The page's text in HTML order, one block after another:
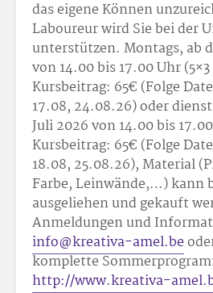
das eigene Können
Laboureur wird Sie bei der
unterstützen. Montags, ab
von 14.00 bis 17.00 Uhr
Kursbeitrag: 65€ (Folge
17.08, 24.08.26) oder
Juli 2026 von 14.00 bis
Kursbeitrag: 65€ (Folge
18.08, 25.08.26), Material
Farbe, Leinwände,…) kann
ausgeliehen und gekauft
Anmeldungen und
info@kreativa-amel.be
komplette
http://www.kreativa-